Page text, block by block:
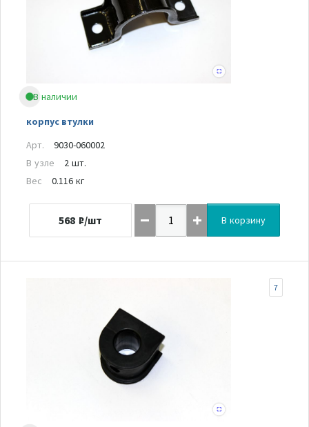
В наличии
корпус втулки
Арт.
9030-060002
В узле
2 шт.
Вес
0.116 кг
568 ₽/шт В корзину
7